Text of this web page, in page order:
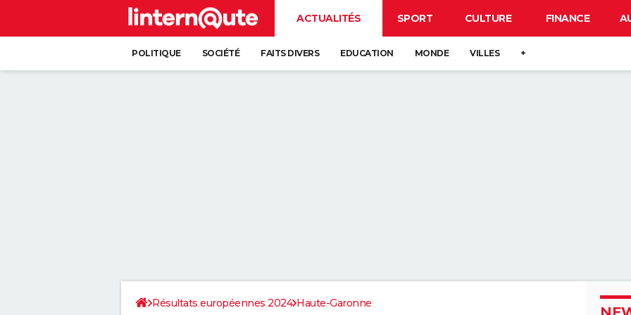
ACTUALITÉS SPORT CULTURE FINANCE
POLITIQUE SOCIÉTÉ FAITS DIVERS EDUCATION MONDE VILLES +
Résultats européennes 2024 Haute-Garonne